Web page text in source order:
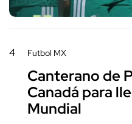
4 Futbol MX
Canterano de
Canadá para
Mundial